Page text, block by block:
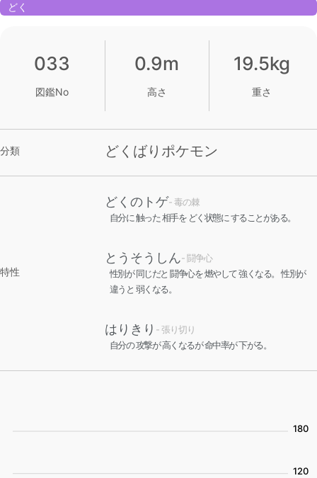
どく
033
図鑑No
0.9m
高さ
19.5kg
重さ
分類 どくばりポケモン
特性
どくのトゲ- 毒の棘
自分に 触った 相手を どく状態に することがある。
とうそうしん- 闘争心
性別が 同じだと 闘争心を 燃やして 強くなる。 性別が
違うと 弱くなる。
はりきり - 張り切り
自分の 攻撃が 高くなるが 命中率が 下がる。
180
120